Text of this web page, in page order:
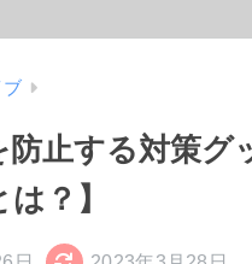
ブ
防止する対策グ
？】